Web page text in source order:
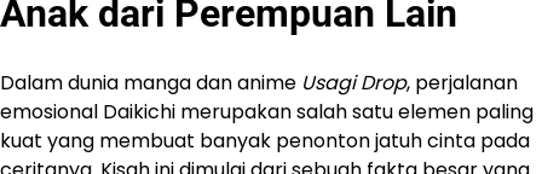
Anak dari Perempuan Lain
Dalam dunia manga dan anime Usagi Drop, perjalanan
emosional Daikichi merupakan salah satu elemen paling
kuat yang membuat banyak penonton jatuh cinta pada